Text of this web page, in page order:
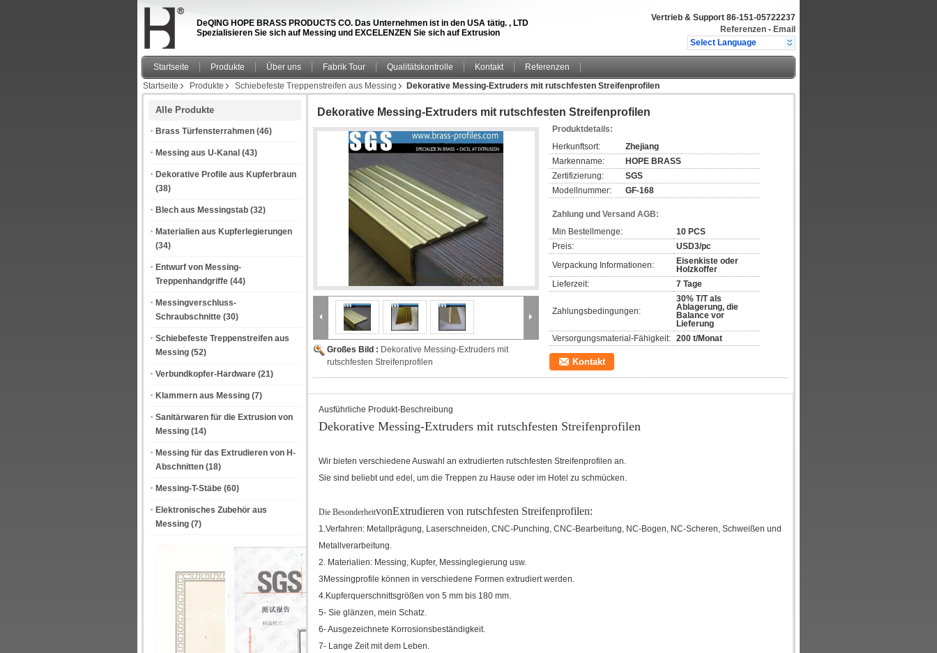
DeQING HOPE BRASS PRODUCTS CO. Das Unternehmen ist in den USA tätig. , LTD
Spezialisieren Sie sich auf Messing und EXCELENZEN Sie sich auf Extrusion
Vertrieb & Support 86-151-05722237
Referenzen - Email
Select Language
Startseite Produkte Über uns Fabrik Tour Qualitätskontrolle Kontakt
Referenzen
Startseite
Produkte Schiebefeste Treppenstreifen aus Messing Dekorative Messing-Extruders mit rutschfesten Streifenprofilen
Alle Produkte
Brass Türfensterrahmen (46)
Messing aus U-Kanal (43)
Dekorative Profile aus Kupferbraun
(38)
Blech aus Messingstab (32)
Materialien aus Kupferlegierungen
(34)
Entwurf von Messing-
Treppenhandgriffe (44)
Messingverschluss-
Schraubschnitte (30)
Schiebefeste Treppenstreifen aus
Messing (52)
Verbundkopfer-Hardware (21)
Klammern aus Messing (7)
Sanitärwaren für die Extrusion von
Messing (14)
Messing für das Extrudieren von H-
Abschnitten (18)
Messing-T-Stäbe (60)
Elektronisches Zubehör aus
Messing (7)
Dekorative Messing-Extruders mit rutschfesten Streifenprofilen
Großes Bild : Dekorative Messing-Extruders mit
rutschfesten Streifenprofilen
Produktdetails:
Herkunftsort:
Zhejiang
Markenname:
HOPE BRASS
Zertifizierung:
SGS
Modellnummer:
GF-168
Zahlung und Versand AGB:
Min Bestellmenge:
10 PCS
Preis:
USD3/pc
Verpackung Informationen:
Eisenkiste oder
Holzkoffer
Lieferzeit:
7 Tage
Zahlungsbedingungen:
30% T/T als
Ablagerung, die
Balance vor
Lieferung
Versorgungsmaterial-Fähigkeit: 200 t/Monat
Kontakt
Ausführliche Produkt-Beschreibung
Dekorative Messing-Extruders mit rutschfesten Streifenprofilen
Wir bieten verschiedene Auswahl an extrudierten rutschfesten Streifenprofilen an.
Sie sind beliebt und edel, um die Treppen zu Hause oder im Hotel zu schmücken.
Die BesonderheitvonExtrudieren von rutschfesten Streifenprofilen:
1.Verfahren: Metallprägung, Laserschneiden, CNC-Punching, CNC-Bearbeitung, NC-Bogen, NC-Scheren, Schweißen und
Metallverarbeitung.
2. Materialien: Messing, Kupfer, Messinglegierung usw.
3Messingprofile können in verschiedene Formen extrudiert werden.
4.Kupferquerschnittsgrößen von 5 mm bis 180 mm.
5- Sie glänzen, mein Schatz.
6- Ausgezeichnete Korrosionsbeständigkeit.
7- Lange Zeit mit dem Leben.